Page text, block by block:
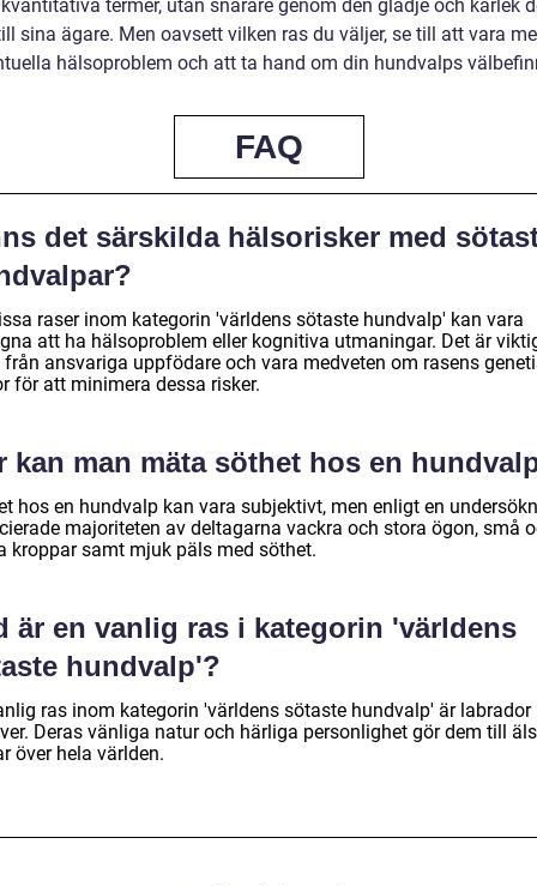
termer, utan snarare genom den glädje och kärlek
sina ägare. Men oavsett vilken ras du väljer, se till att vara
hälsoproblem och att ta hand om din hundvalps
FAQ
det särskilda hälsorisker med
raser inom kategorin 'världens sötaste hundvalp' kan vara
att ha hälsoproblem eller kognitiva utmaningar. Det är
från ansvariga uppfödare och vara medveten om rasens
för att minimera dessa risker.
kan man mäta söthet hos en
hos en hundvalp kan vara subjektivt, men enligt en
majoriteten av deltagarna vackra och stora ögon, små
kroppar samt mjuk päls med söthet.
är en vanlig ras i kategorin 'världens
hundvalp'?
ras inom kategorin 'världens sötaste hundvalp' är labrador
Deras vänliga natur och härliga personlighet gör dem till
över hela världen.